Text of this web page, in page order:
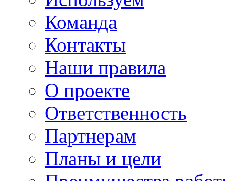
Команда
Контакты
Наши правила
О проекте
Ответственность
Партнерам
Планы и цели